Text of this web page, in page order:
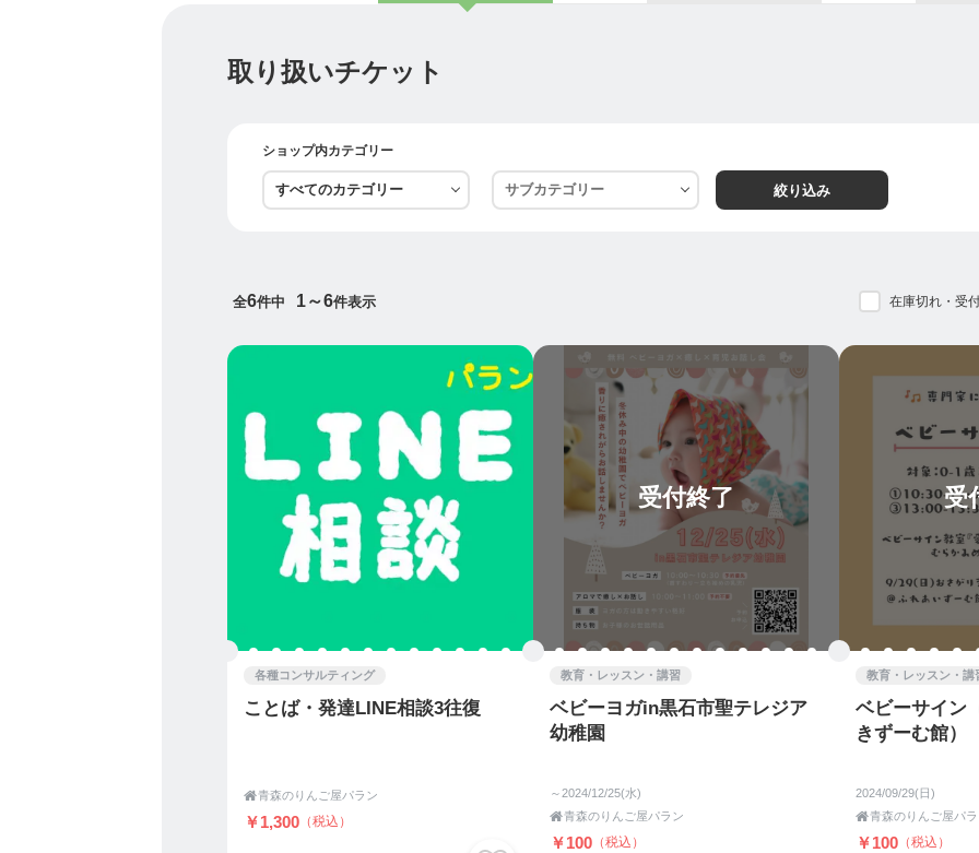
除草剤…雑草を取り除く農薬
つまり！
たくさんついた実を手作業で1つにし、りんごが真っ赤に色づくために1枚1枚葉を取
で行っております。
ぜひご登録ください♡
【こんなこともやってます】
ことばや発達に関しての相談受け付けます！
ことばについて気になる、保育園でこんなことがあった、家族や友達には言いにくいけ
ど誰かに聞いて欲しいなど、どんなことでも気軽に話せるセラピストとして、LINE相
談を受け付けております。
提供していただいた情報をもとにして、お子様一人ひとりのためにお話させていただき
ます。
ことばや発達に関しての相談はもちろんですが、ことば以外にも、ベビーヨガやベビー
マッサージも取り入れ、親子で触れ合いながらコミュニケーションを行っていきたいと
お子様だけではなく、そのご家族様のお悩みを解決するお手伝いとしてカラーセラピー
も実施可能です。
ご興味のある方はぜひお問合せください。
取り扱いチケット
ショップ内カテゴリー
絞り込み
在庫切れ・受
全6件中 1～6件表示
各種コンサルティング
ことば・発達LINE相談3往復
青森のりんご屋パラン
￥1,300 （税込）
受付終了
教育・レッスン・講習
ベビーヨガin黒石市聖テレジア
幼稚園
～2024/12/25(水)
青森のりんご屋パラン
￥100 （税込）
受
教育・レッスン・講
ベビーサイン
きずーむ館）
2024/09/29(日)
青森のりんご屋パラ
￥100 （税込）